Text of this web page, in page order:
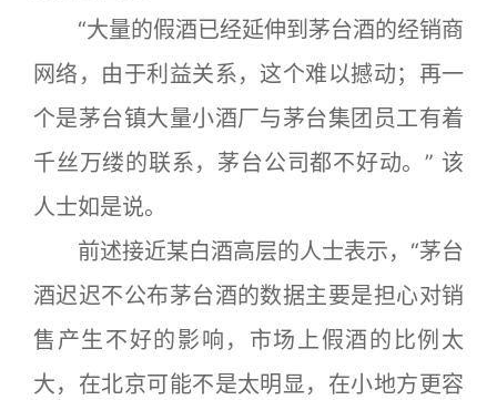
“大量的假酒已经延伸到茅台酒的经销商
网络，由于利益关系，这个难以撼动；再一
个是茅台镇大量小酒厂与茅台集团员工有着
千丝万缕的联系，茅台公司都不好动。” 该
人士如是说。
前述接近某白酒高层的人士表示，“茅台
酒迟迟不公布茅台酒的数据主要是担心对销
售产生不好的影响，市场上假酒的比例太
大，在北京可能不是太明显，在小地方更容